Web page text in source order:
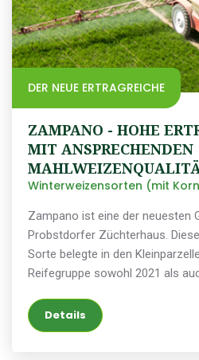
DER NEUE ERTRAGREICHE
ZAMPANO - HOHE
MIT ANSPRECHENDEN
Winterweizensorten (mit
Zampano ist eine der neuesten
Probstdorfer Züchterhaus.
Sorte belegte in den
Reifegruppe sowohl 2021 als
gegenüber Pilzkrankheiten.
mindestens eine mittlere,
intensive Anbautechnologie.
Details